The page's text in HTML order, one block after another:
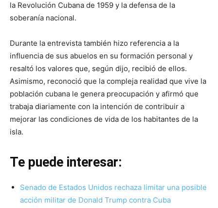
la Revolución Cubana de 1959 y la defensa de la
soberanía nacional.
Durante la entrevista también hizo referencia a la
influencia de sus abuelos en su formación personal y
resaltó los valores que, según dijo, recibió de ellos.
Asimismo, reconoció que la compleja realidad que vive la
población cubana le genera preocupación y afirmó que
trabaja diariamente con la intención de contribuir a
mejorar las condiciones de vida de los habitantes de la
isla.
Te puede interesar:
Senado de Estados Unidos rechaza limitar una posible
acción militar de Donald Trump contra Cuba